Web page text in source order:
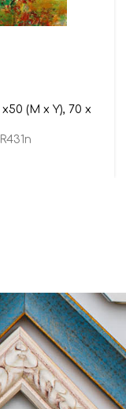
(M x Y), 70 x